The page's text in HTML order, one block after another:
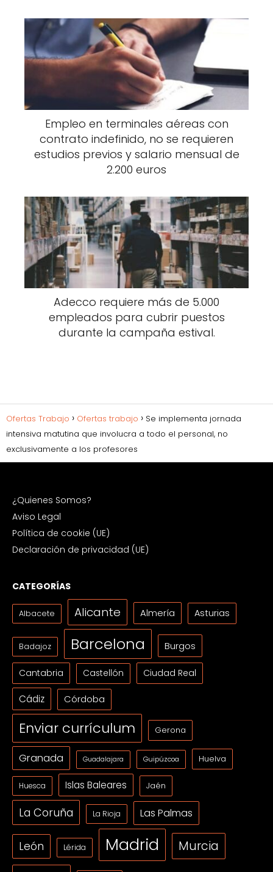
Empleo en terminales aéreas con
contrato indefinido, no se requieren
estudios previos y salario mensual de
2.200 euros
Adecco requiere más de 5.000
empleados para cubrir puestos
durante la campaña estival.
Ofertas Trabajo Ofertas trabajo
Se implementa jornada
intensiva matutina que involucra a todo el personal, no
exclusivamente a los profesores
¿Quienes Somos?
Aviso Legal
Política de cookie (UE)
Declaración de privacidad (UE)
CATEGORÍAS
Albacete Alicante Almería Asturias
Badajoz Barcelona Burgos
Cantabria Castellón Ciudad Real
Cádiz Córdoba
Enviar currículum Gerona
Granada Guadalajara Guipúzcoa Huelva
Huesca Islas Baleares Jaén
La Coruña La Rioja Las Palmas
León Lérida Madrid Murcia